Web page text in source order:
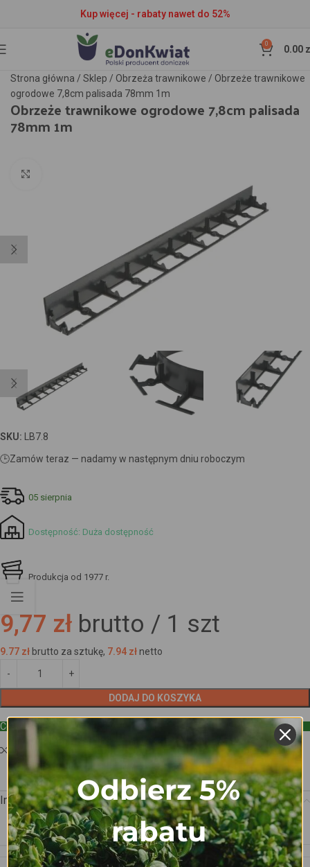
Kup więcej - rabaty nawet do 52%
0 0.00
Strona główna / Sklep / Obrzeża trawnikowe / Obrzeże trawnikowe
ogrodowe 7,8cm palisada 78mm 1m
Obrzeże trawnikowe ogrodowe 7,8cm palisada
78mm 1m
SKU:
LB7.8
🕒Zamów teraz — nadamy w następnym dniu roboczym
05 sierpnia
Dostępność: Duża dostępność
Produkcja od 1977 r.
9,77 zł brutto / 1 szt
9.77 zł brutto za sztukę, 7.94 zł netto
DODAJ DO KOSZYKA
Cena hurtowa
Dodaj do porównania Dodaj do ulubionych
Informacje dodatkowe
WAGA
0.445 kg
Odbierz 5%
rabatu